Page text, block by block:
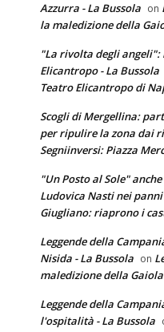
Azzurra - La Bussola on
la maledizione della
"La rivolta degli angeli":
Elicantropo - La Bussola
Teatro Elicantropo di
Scogli di Mergellina:
per ripulire la zona dai
Segniinversi: Piazza
"Un Posto al Sole"
Ludovica Nasti nei
Giugliano: riaprono i
Leggende della
Nisida - La Bussola on
maledizione della Gaiola
Leggende della
l'ospitalità - La Bussola